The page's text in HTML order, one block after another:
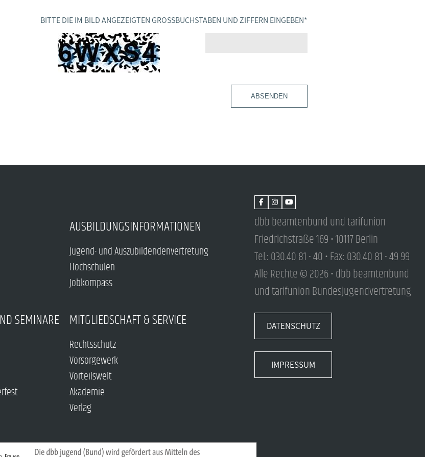
Landesjugendbünde
Parlamentarisches Sommerfest
AkademieBITTE DIE IM BILD ANGEZEIGTEN GROSSBUCHSTABEN UND ZIFFERN EINGEBEN *
ABSENDEN
AUSBILDUNGSINFORMATIONEN
Jugend- und Auszubildendenvertretung
Hochschulen
Jobkompass
SEMINARE MITGLIEDSCHAFT & SERVICE
Rechtsschutz
Vorsorgewerk
Vorteilswelt
Akademie
Verlag
dbb beamtenbund und tarifunion
Friedrichstraße 169 • 10117 Berlin
Tel.: 030.40 81 - 40 • Fax: 030.40 81 - 49 99
Alle Rechte © 2026 • dbb beamtenbund
und tarifunion Bundesjugendvertretung
DATENSCHUTZ
IMPRESSUM